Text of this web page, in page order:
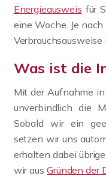
Energieausweis für
eine Woche. Je
Was ist die
Mit der Aufnahme
unverbindlich die
Sobald wir ein
setzen wir uns
erhalten dabei
wir ausGründen der